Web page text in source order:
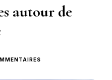
autour de